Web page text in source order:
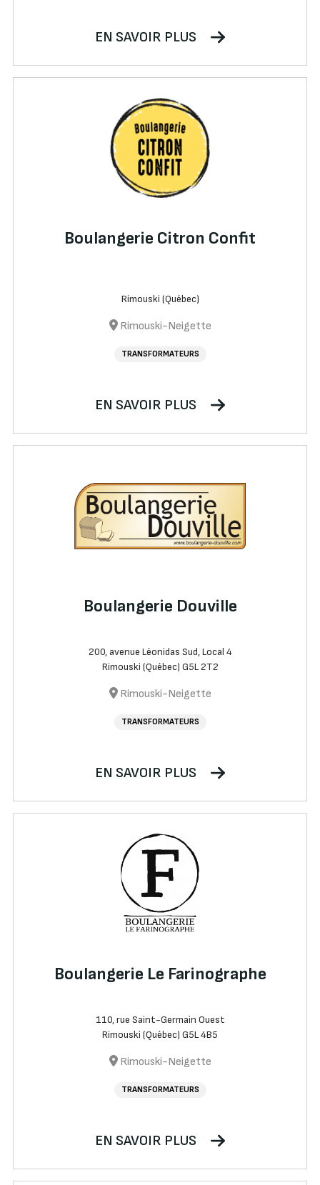
EN SAVOIR PLUS
Boulangerie Citron Confit
Rimouski (Québec)
Rimouski-Neigette
TRANSFORMATEURS
EN SAVOIR PLUS
Boulangerie Douville
200, avenue Léonidas Sud, Local 4
Rimouski (Québec) G5L 2T2
Rimouski-Neigette
TRANSFORMATEURS
EN SAVOIR PLUS
Boulangerie Le Farinographe
110, rue Saint-Germain Ouest
Rimouski (Québec) G5L 4B5
Rimouski-Neigette
TRANSFORMATEURS
EN SAVOIR PLUS